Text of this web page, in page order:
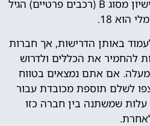
קלים) הינו גיל 16, ועבור רישיון מסוג B (רכבים פרטיים) הגיל
הוא 18.
באותן הדרישות, אך חברות
להחמיר את הכללים ולדרוש
להיות בני 21 ומעלה. אם אתם נמצאים בטווח
שבין 18 ל-30, צפו לשלם תוספת מכובדת עבור
שמשתנה בין חברה כזו